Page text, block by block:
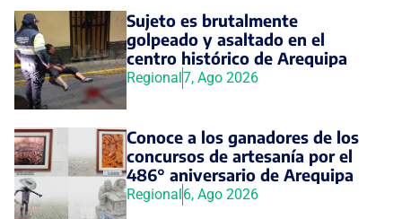
Sujeto es brutalmente
golpeado y asaltado en el
centro histórico de Arequipa
Regional7, Ago 2026
Conoce a los ganadores de los
concursos de artesanía por el
486° aniversario de Arequipa
Regional6, Ago 2026